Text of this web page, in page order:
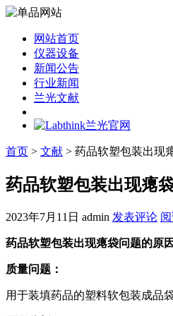
网站首页
仪器设备
新闻公告
行业新闻
兰光文献
首页 > 文献 > 药品软塑包装出现
药品软塑包装出现瘪
2023年7月11日 admin 发表评论
药品软塑包装出现瘪袋问题的原
质量问题：
用于装填药品的塑料软包装成品